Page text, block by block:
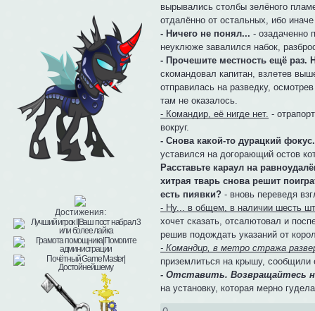
Достижения:
вырывались столбы зелёного
отдалённо от остальных, ибо
- Ничего не понял... - озадаченно
неуклюже завалился набок,
- Прочешите местность ещё раз.
скомандовал капитан, взлетев
отправилась на разведку,
там не оказалось.
- Командир, её нигде нет. -
вокруг.
- Снова какой-то дурацкий
уставился на догорающий остов
Расставьте караул на
хитрая тварь снова решит
есть пиявки? - вновь переведя
- Ну... в общем, в наличии шесть
хочет сказать, отсалютовал и
решив подождать указаний от
- Командир, в метро стража
приземлиться на крышу, сообщили
- Отставить. Возвращайтесь
на установку, которая мерно